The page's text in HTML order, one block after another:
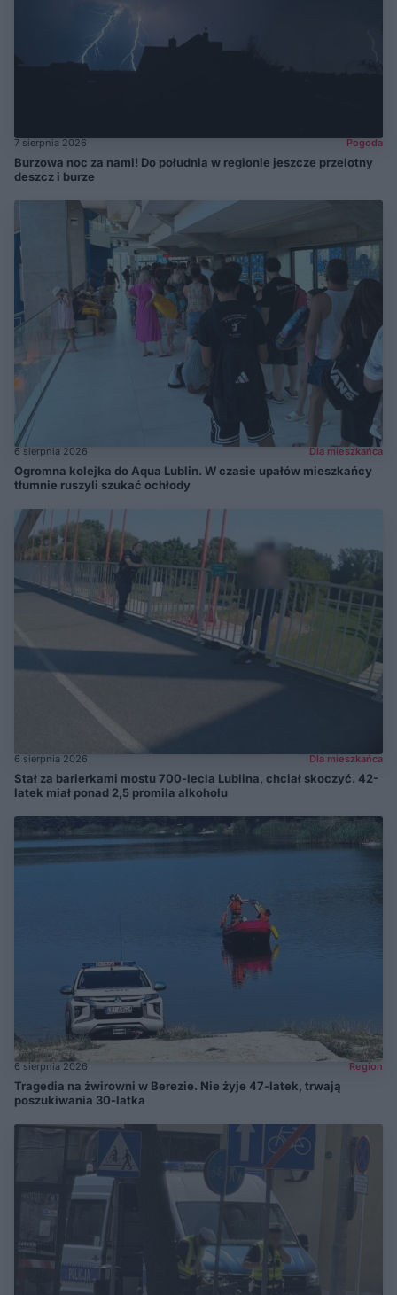
7 sierpnia 2026 Pogoda
Burzowa noc za nami! Do południa w regionie jeszcze przelotny
deszcz i burze
6 sierpnia 2026 Dla mieszkańca
Ogromna kolejka do Aqua Lublin. W czasie upałów mieszkańcy
tłumnie ruszyli szukać ochłody
6 sierpnia 2026 Dla mieszkańca
Stał za barierkami mostu 700-lecia Lublina, chciał skoczyć. 42-
latek miał ponad 2,5 promila alkoholu
6 sierpnia 2026 Region
Tragedia na żwirowni w Berezie. Nie żyje 47-latek, trwają
poszukiwania 30-latka